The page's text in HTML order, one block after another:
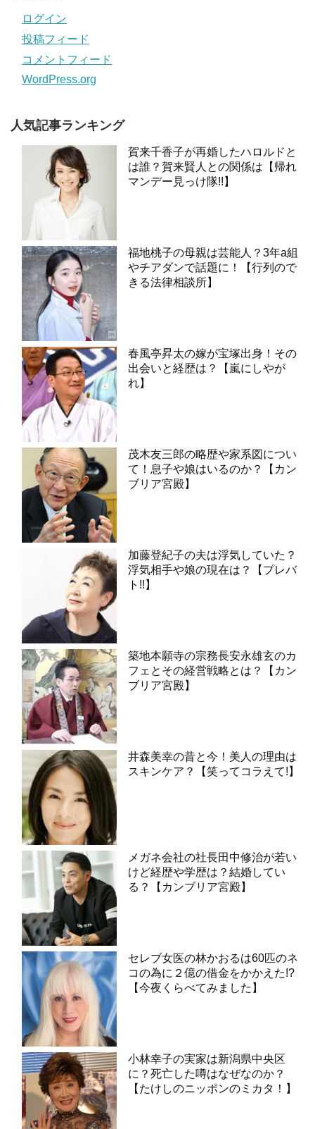
ログイン
投稿フィード
コメントフィード
WordPress.org
人気記事ランキング
賀来千香子が再婚したハロルドと
は誰？賀来賢人との関係は【帰れ
マンデー見っけ隊!!】
福地桃子の母親は芸能人？3年a組
やチアダンで話題に！【行列ので
きる法律相談所】
春風亭昇太の嫁が宝塚出身！その
出会いと経歴は？【嵐にしやが
れ】
茂木友三郎の略歴や家系図につい
て！息子や娘はいるのか？【カン
ブリア宮殿】
加藤登紀子の夫は浮気していた？
浮気相手や娘の現在は？【プレバ
ト!!】
築地本願寺の宗務長安永雄玄のカ
フェとその経営戦略とは？【カン
ブリア宮殿】
井森美幸の昔と今！美人の理由は
スキンケア？【笑ってコラえて!】
メガネ会社の社長田中修治が若い
けど経歴や学歴は？結婚してい
る？【カンブリア宮殿】
セレブ女医の林かおるは60匹のネ
コの為に２億の借金をかかえた!?
【今夜くらべてみました】
小林幸子の実家は新潟県中央区
に？死亡した噂はなぜなのか？
【たけしのニッポンのミカタ！】